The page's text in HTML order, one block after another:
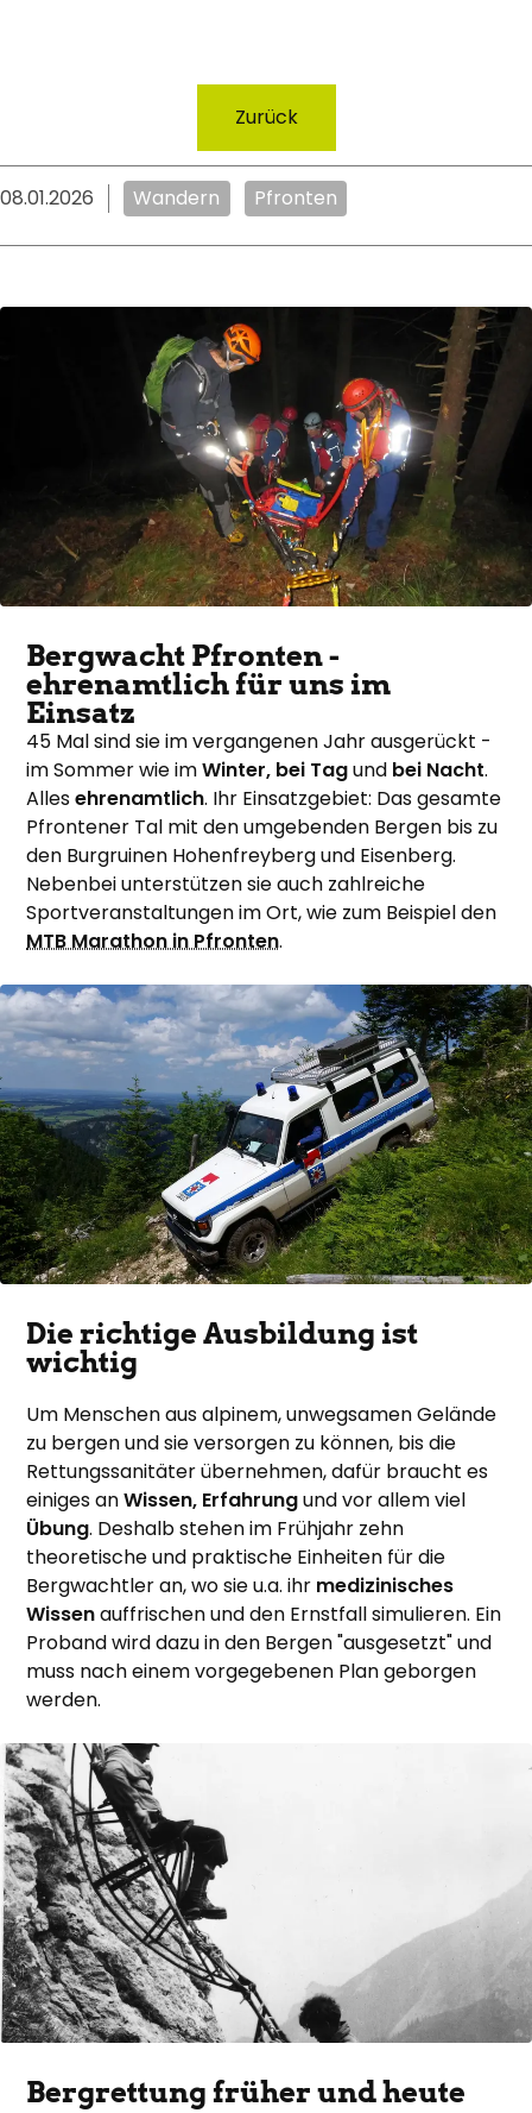
Zurück
08.01.2026 Wandern Pfronten
Bergwacht Pfronten -
ehrenamtlich für uns im
Einsatz
45 Mal sind sie im vergangenen Jahr ausgerückt -
im Sommer wie imWinter, bei Tagund bei Nacht.
Allesehrenamtlich. Ihr Einsatzgebiet: Das gesamte
Pfrontener Tal mit den umgebenden Bergen bis zu
den Burgruinen Hohenfreyberg und Eisenberg.
Nebenbei unterstützen sie auch zahlreiche
Sportveranstaltungen im Ort, wie zum Beispiel den
MTB Marathon in Pfronten.
Die richtige Ausbildung ist
wichtig
Um Menschen aus alpinem, unwegsamen Gelände
zu bergen und sie versorgen zu können, bis die
Rettungssanitäter übernehmen, dafür braucht es
einiges anWissen, Erfahrungund vor allem viel
Übung. Deshalb stehen im Frühjahr zehn
theoretische und praktische Einheiten für die
Bergwachtler an, wo sie u.a. ihr medizinisches
Wissenauffrischen und den Ernstfall simulieren. Ein
Proband wird dazu in den Bergen "ausgesetzt" und
muss nach einem vorgegebenen Plan geborgen
werden.
Bergrettung früher und heute